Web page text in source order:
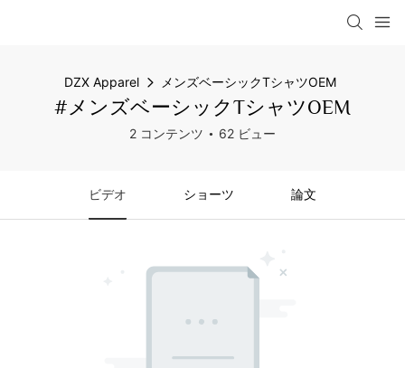
DZX Apparel メンズベーシックTシャツOEM
#メンズベーシックTシャツOEM
2 コンテンツ 62 ビュー
ビデオ ショーツ 論文